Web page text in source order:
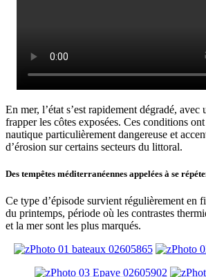
En mer, l’état s’est rapidement dégradé,
frapper les côtes exposées. Ces conditions
nautique particulièrement dangereuse et
d’érosion sur certains secteurs du littoral.
Des tempêtes méditerranéennes appelées à se
Ce type d’épisode survient régulièrement en
du printemps, période où les contrastes
et la mer sont les plus marqués.